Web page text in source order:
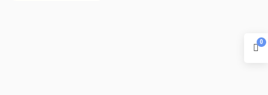
0